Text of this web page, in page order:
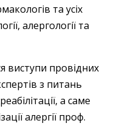
та усіх
алергології та
виступи провідних
з питань
а саме
алергії проф.